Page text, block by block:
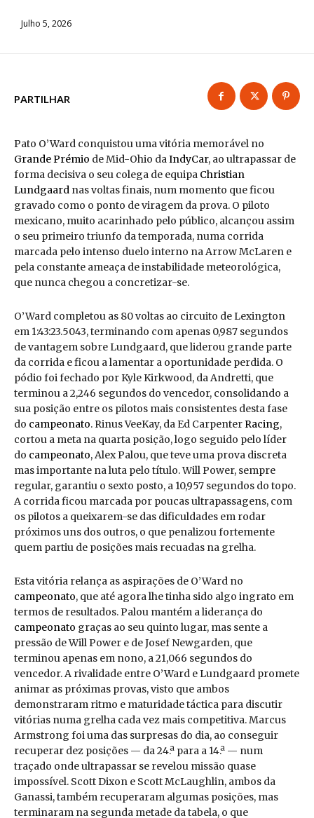
Julho 5, 2026
PARTILHAR
Pato O’Ward conquistou uma vitória memorável no
Grande Prémio de Mid-Ohio daIndyCar, ao ultrapassar de
forma decisiva o seu colega de equipa Christian
Lundgaard nas voltas finais, num momento que ficou
gravado como o ponto de viragem da prova. O piloto
mexicano, muito acarinhado pelo público, alcançou assim
o seu primeiro triunfo da temporada, numa corrida
marcada pelo intenso duelo interno na Arrow McLaren e
pela constante ameaça de instabilidade meteorológica,
que nunca chegou a concretizar-se.
O’Ward completou as 80 voltas ao circuito de Lexington
em 1:43:23.5043, terminando com apenas 0,987 segundos
de vantagem sobre Lundgaard, que liderou grande parte
da corrida e ficou a lamentar a oportunidade perdida. O
pódio foi fechado por Kyle Kirkwood, da Andretti, que
terminou a 2,246 segundos do vencedor, consolidando a
sua posição entre os pilotos mais consistentes desta fase
do campeonato. Rinus VeeKay, da Ed CarpenterRacing,
cortou a meta na quarta posição, logo seguido pelo líder
do campeonato, Alex Palou, que teve uma prova discreta
mas importante na luta pelo título. Will Power, sempre
regular, garantiu o sexto posto, a 10,957 segundos do topo.
A corrida ficou marcada por poucas ultrapassagens, com
os pilotos a queixarem-se das dificuldades em rodar
próximos uns dos outros, o que penalizou fortemente
quem partiu de posições mais recuadas na grelha.
Esta vitória relança as aspirações de O’Ward no
campeonato, que até agora lhe tinha sido algo ingrato em
termos de resultados. Palou mantém a liderança do
campeonato graças ao seu quinto lugar, mas sente a
pressão de Will Power e de Josef Newgarden, que
terminou apenas em nono, a 21,066 segundos do
vencedor. A rivalidade entre O’Ward e Lundgaard promete
animar as próximas provas, visto que ambos
demonstraram ritmo e maturidade táctica para discutir
vitórias numa grelha cada vez mais competitiva. Marcus
Armstrong foi uma das surpresas do dia, ao conseguir
recuperar dez posições — da 24.ª para a 14.ª — num
traçado onde ultrapassar se revelou missão quase
impossível. Scott Dixon e Scott McLaughlin, ambos da
Ganassi, também recuperaram algumas posições, mas
terminaram na segunda metade da tabela, o que